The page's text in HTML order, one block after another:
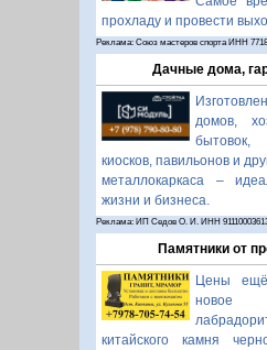
прохладу и провести
Реклама: Союз мастеров спорта ИНН
Дачные дома,
домов,
бытовок,
киосков, павильонов и
металлокаркаса –
жизни и бизнеса.
Реклама: ИП Седов О. И. ИНН
Памятники от
Цены
новое
китайского камня